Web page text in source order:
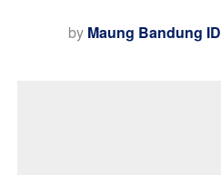
by Maung Bandung ID